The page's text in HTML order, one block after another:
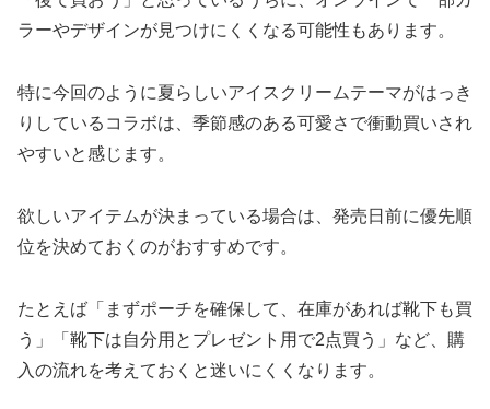
ラーやデザインが見つけにくくなる可能性もあります。
特に今回のように夏らしいアイスクリームテーマがはっき
りしているコラボは、季節感のある可愛さで衝動買いされ
やすいと感じます。
欲しいアイテムが決まっている場合は、発売日前に優先順
位を決めておくのがおすすめです。
たとえば「まずポーチを確保して、在庫があれば靴下も買
う」「靴下は自分用とプレゼント用で2点買う」など、購
入の流れを考えておくと迷いにくくなります。